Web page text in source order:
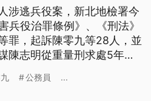
涉逃兵役案，新北地檢署今
兵役治罪條例》、《刑法》
罪，起訴陳零九等28人，並
陳志明從重量刑求處5年以
犯使公務員登載不實文書
公務員 ...